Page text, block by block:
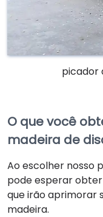
picador
O que você
madeira de
Ao escolher nosso
pode esperar
que irão aprimorar
madeira.